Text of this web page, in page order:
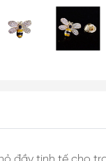
Khăn 60*60cm
Khăn 70*70cm
Khăn Tuban